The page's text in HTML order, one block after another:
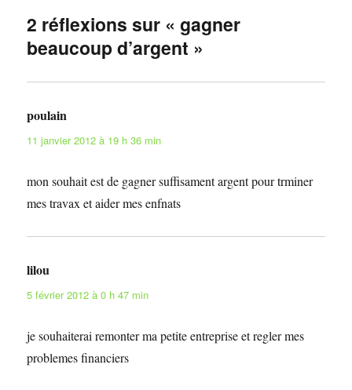
2 réflexions sur « gagner
beaucoup d’argent »
poulain
11 janvier 2012 à 19 h 36 min
mon souhait est de gagner suffisament argent pour trminer
mes travax et aider mes enfnats
lilou
5 février 2012 à 0 h 47 min
je souhaiterai remonter ma petite entreprise et regler mes
problemes financiers